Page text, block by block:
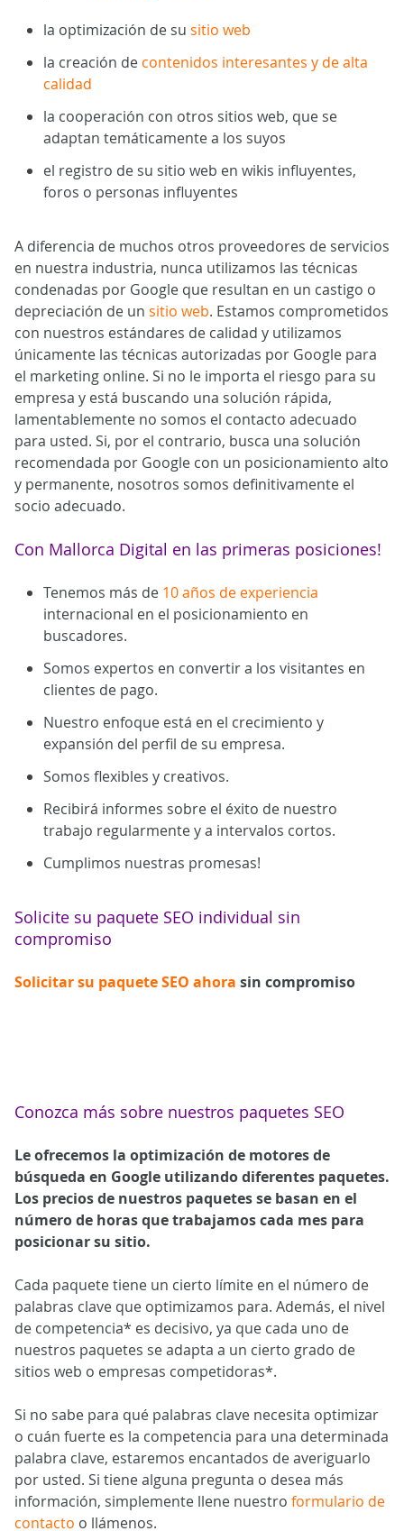
la optimización de su sitio web
la creación de contenidos interesantes y de alta
calidad
la cooperación con otros sitios web, que se
adaptan temáticamente a los suyos
el registro de su sitio web en wikis influyentes,
foros o personas influyentes
A diferencia de muchos otros proveedores de servicios
en nuestra industria, nunca utilizamos las técnicas
condenadas por Google que resultan en un castigo o
depreciación de un sitio web. Estamos comprometidos
con nuestros estándares de calidad y utilizamos
únicamente las técnicas autorizadas por Google para
el marketing online. Si no le importa el riesgo para su
empresa y está buscando una solución rápida,
lamentablemente no somos el contacto adecuado
para usted. Si, por el contrario, busca una solución
recomendada por Google con un posicionamiento alto
y permanente, nosotros somos definitivamente el
socio adecuado.
Con Mallorca Digital en las primeras posiciones!
Tenemos más de 10 años de experiencia
internacional en el posicionamiento en
buscadores.
Somos expertos en convertir a los visitantes en
clientes de pago.
Nuestro enfoque está en el crecimiento y
expansión del perfil de su empresa.
Somos flexibles y creativos.
Recibirá informes sobre el éxito de nuestro
trabajo regularmente y a intervalos cortos.
Cumplimos nuestras promesas!
Solicite su paquete SEO individual sin
compromiso
Solicitar su paquete SEO ahora sin compromiso
Conozca más sobre nuestros paquetes SEO
Le ofrecemos la optimización de motores de
búsqueda en Google utilizando diferentes paquetes.
Los precios de nuestros paquetes se basan en el
número de horas que trabajamos cada mes para
posicionar su sitio.
Cada paquete tiene un cierto límite en el número de
palabras clave que optimizamos para. Además, el nivel
de competencia* es decisivo, ya que cada uno de
nuestros paquetes se adapta a un cierto grado de
sitios web o empresas competidoras*.
Si no sabe para qué palabras clave necesita optimizar
o cuán fuerte es la competencia para una determinada
palabra clave, estaremos encantados de averiguarlo
por usted. Si tiene alguna pregunta o desea más
información, simplemente llene nuestro formulario de
contacto o llámenos.